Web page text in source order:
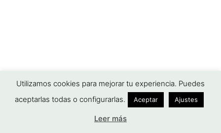
Utilizamos cookies para mejorar tu experiencia. Puedes
aceptarlas todas o configurarlas.
Aceptar Ajustes
Leer más